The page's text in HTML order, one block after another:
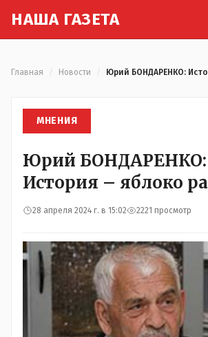
НАША ГАЗЕТА
Главная Новости
МНЕНИЯ
Юрий БОНДАРЕНКО:
История – яблоко
28 апреля 2024 г. в 15:02 2221 просмотр